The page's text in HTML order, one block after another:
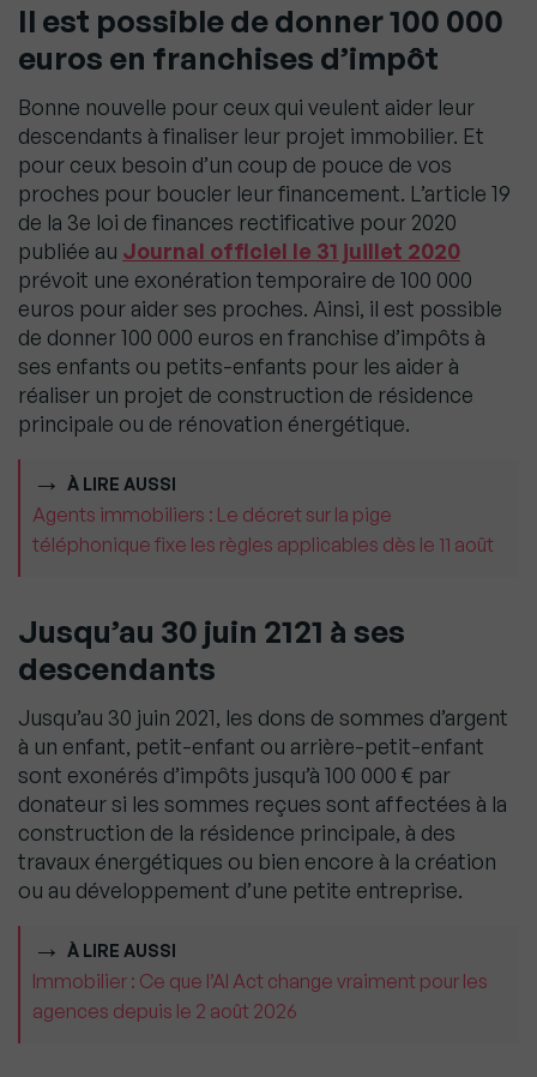
Il est possible de donner 100 000
euros en franchises d’impôt
Bonne nouvelle pour ceux qui veulent aider leur
descendants à finaliser leur projet immobilier. Et
pour ceux besoin d’un coup de pouce de vos
proches pour boucler leur financement. L’article 19
de la 3e loi de finances rectificative pour 2020
publiée au Journal officiel le 31 juillet 2020
prévoit une exonération temporaire de 100 000
euros pour aider ses proches. Ainsi, il est possible
de donner 100 000 euros en franchise d’impôts à
ses enfants ou petits-enfants pour les aider à
réaliser un projet de construction de résidence
principale ou de rénovation énergétique.
À LIRE AUSSI
Agents immobiliers : Le décret sur la pige
téléphonique fixe les règles applicables dès le 11 août
Jusqu’au 30 juin 2121 à ses
descendants
Jusqu’au 30 juin 2021, les dons de sommes d’argent
à un enfant, petit-enfant ou arrière-petit-enfant
sont exonérés d’impôts jusqu’à 100 000 € par
donateur si les sommes reçues sont affectées à la
construction de la résidence principale, à des
travaux énergétiques ou bien encore à la création
ou au développement d’une petite entreprise.
À LIRE AUSSI
Immobilier : Ce que l’AI Act change vraiment pour les
agences depuis le 2 août 2026